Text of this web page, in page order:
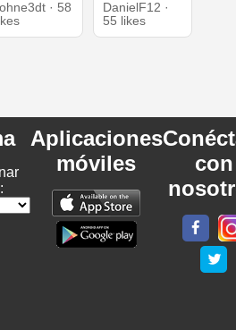
· 58
DanielF12 ·
55 likes
Aplicaciones
móviles
con